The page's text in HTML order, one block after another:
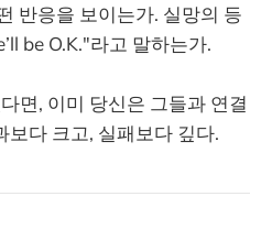
반응을 보이는가. 실망의 등
be O.K."라고 말하는가.
면, 이미 당신은 그들과 연결
보다 크고, 실패보다 깊다.